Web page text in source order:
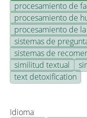
procesamiento de
procesamiento de
procesamiento de
sistemas de
sistemas de
similitud textual
text detoxification
Idioma